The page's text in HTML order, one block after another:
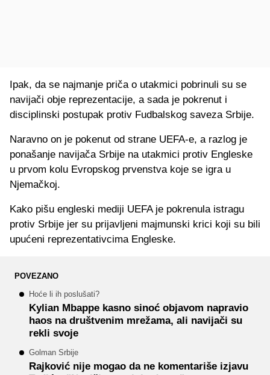
Ipak, da se najmanje priča o utakmici pobrinuli su se
navijači obje reprezentacije, a sada je pokrenut i
disciplinski postupak protiv Fudbalskog saveza Srbije.
Naravno on je pokenut od strane UEFA-e, a razlog je
ponašanje navijača Srbije na utakmici protiv Engleske
u prvom kolu Evropskog prvenstva koje se igra u
Njemačkoj.
Kako pišu engleski mediji UEFA je pokrenula istragu
protiv Srbije jer su prijavljeni majmunski krici koji su bili
upućeni reprezentativcima Engleske.
POVEZANO
Hoće li ih poslušati?
Kylian Mbappe kasno sinoć objavom napravio
haos na društvenim mrežama, ali navijači su
rekli svoje
Golman Srbije
Rajković nije mogao da ne komentariše izjavu